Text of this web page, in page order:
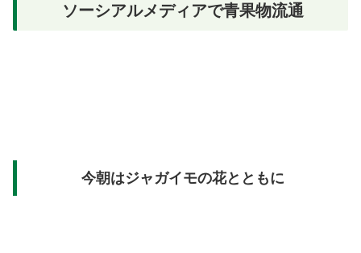
ソーシアルメディアで青果物流通
今朝はジャガイモの花とともに